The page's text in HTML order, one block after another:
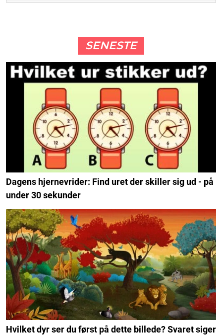
SENESTE
Dagens hjernevrider: Find uret der skiller sig ud - på
under 30 sekunder
Hvilket dyr ser du først på dette billede? Svaret siger